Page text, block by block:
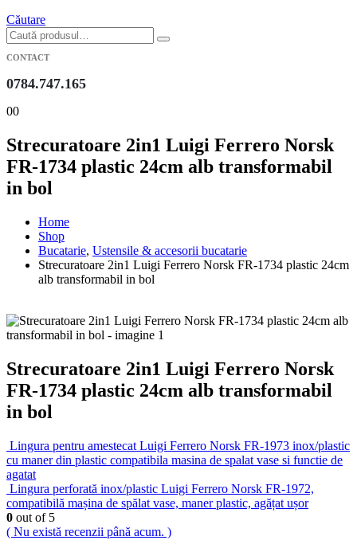
Căutare
CONTACT
0784.747.165
00
Strecuratoare 2in1 Luigi Ferrero Norsk
FR-1734 plastic 24cm alb transformabil
in bol
Home
Shop
Bucatarie, Ustensile & accesorii bucatarie
Strecuratoare 2in1 Luigi Ferrero Norsk FR-1734 plastic 24cm
alb transformabil in bol
Strecuratoare 2in1 Luigi Ferrero Norsk
FR-1734 plastic 24cm alb transformabil
in bol
Lingura pentru amestecat Luigi Ferrero Norsk FR-1973 inox/plastic
cu maner din plastic compatibila masina de spalat vase si functie de
agatat
Lingura perforată inox/plastic Luigi Ferrero Norsk FR-1972,
compatibilă mașina de spălat vase, maner plastic, agățat ușor
0 out of 5
( Nu există recenzii până acum. )